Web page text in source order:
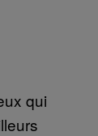
qui